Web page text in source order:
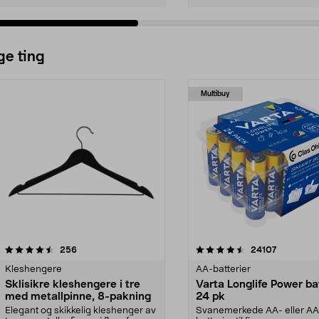
ting
256anmeldelser
Kleshengere
Sklisikre kleshengere i tre
med metallpinne, 8-pakning
Elegant og skikkelig kleshenger av
Multibuy
4.5av 5 stjerner 24107
AA-batterier
Varta Longlife Power
24 pk
Svanemerkede AA- eller
4.5av 5 stjerner